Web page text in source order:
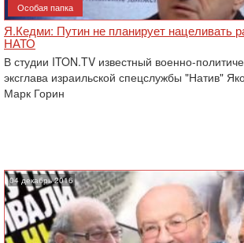
Особая папка
Я.Кедми: Путин не планирует нацеливать
НАТО
В студии ITON.TV известный военно-
эксглава израильской спецслужбы "Натив"
Марк Горин
04 декабрь 2016